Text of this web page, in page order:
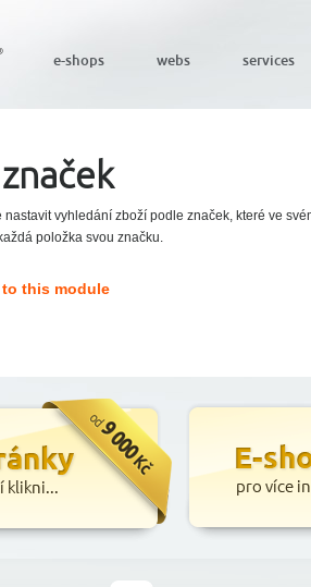
nastavit vyhledání zboží podle značek, které ve
položka svou značku.
this module
e-shops webs services